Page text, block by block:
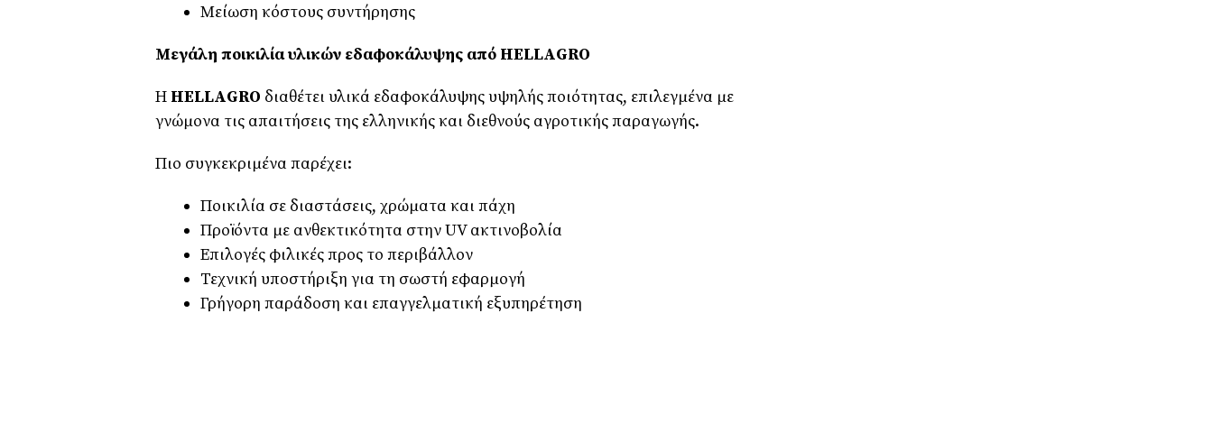
Μείωση κόστους συντήρησης
Μεγάλη ποικιλία υλικών εδαφοκάλυψης από HELLAGRO
Η HELLAGRO διαθέτει υλικά εδαφοκάλυψης υψηλής ποιότητας, επιλεγμένα με
γνώμονα τις απαιτήσεις της ελληνικής και διεθνούς αγροτικής παραγωγής.
Πιο συγκεκριμένα παρέχει:
Ποικιλία σε διαστάσεις, χρώματα και πάχη
Προϊόντα με ανθεκτικότητα στην UV ακτινοβολία
Επιλογές φιλικές προς το περιβάλλον
Τεχνική υποστήριξη για τη σωστή εφαρμογή
Γρήγορη παράδοση και επαγγελματική εξυπηρέτηση